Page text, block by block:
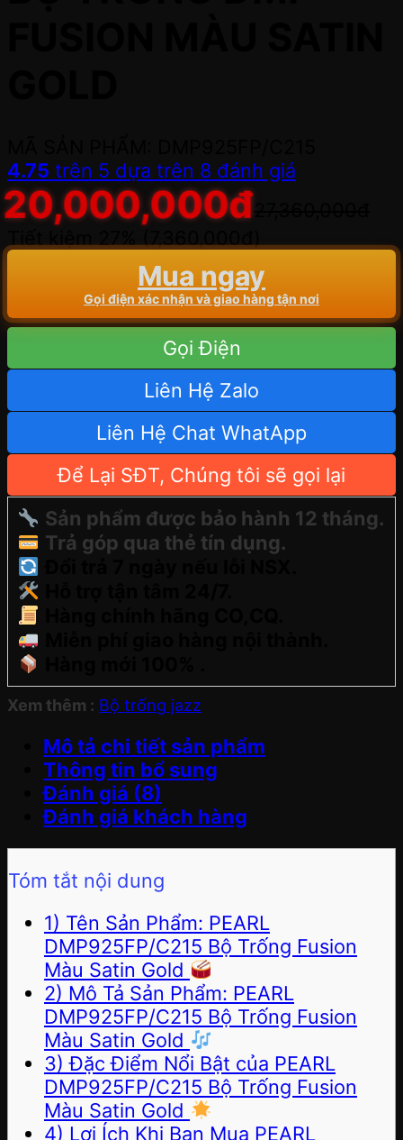
4.75 trên 5 dựa trên 8 đánh giá
20,000,000đ
Tiết kiệm 27% (7,360,000đ)
Mua ngay
Gọi điện xác nhận và giao hàng tận nơi
Gọi Điện
Liên Hệ Zalo
Liên Hệ Chat WhatApp
Để Lại SĐT, Chúng tôi sẽ gọi lại
Sản phẩm được bảo hành 12 tháng.
Trả góp qua thẻ tín dụng.
Xem thêm : Bộ trống jazz
Mô tả chi tiết sản phẩm
Thông tin bổ sung
Đánh giá (8)
Đánh giá khách hàng
Tóm tắt nội dung
1) Tên Sản Phẩm: PEARL
DMP925FP/C215 Bộ Trống Fusion
Màu Satin Gold
2) Mô Tả Sản Phẩm: PEARL
DMP925FP/C215 Bộ Trống Fusion
Màu Satin Gold
3) Đặc Điểm Nổi Bật của PEARL
DMP925FP/C215 Bộ Trống Fusion
Màu Satin Gold
4) Lợi Ích Khi Bạn Mua PEARL